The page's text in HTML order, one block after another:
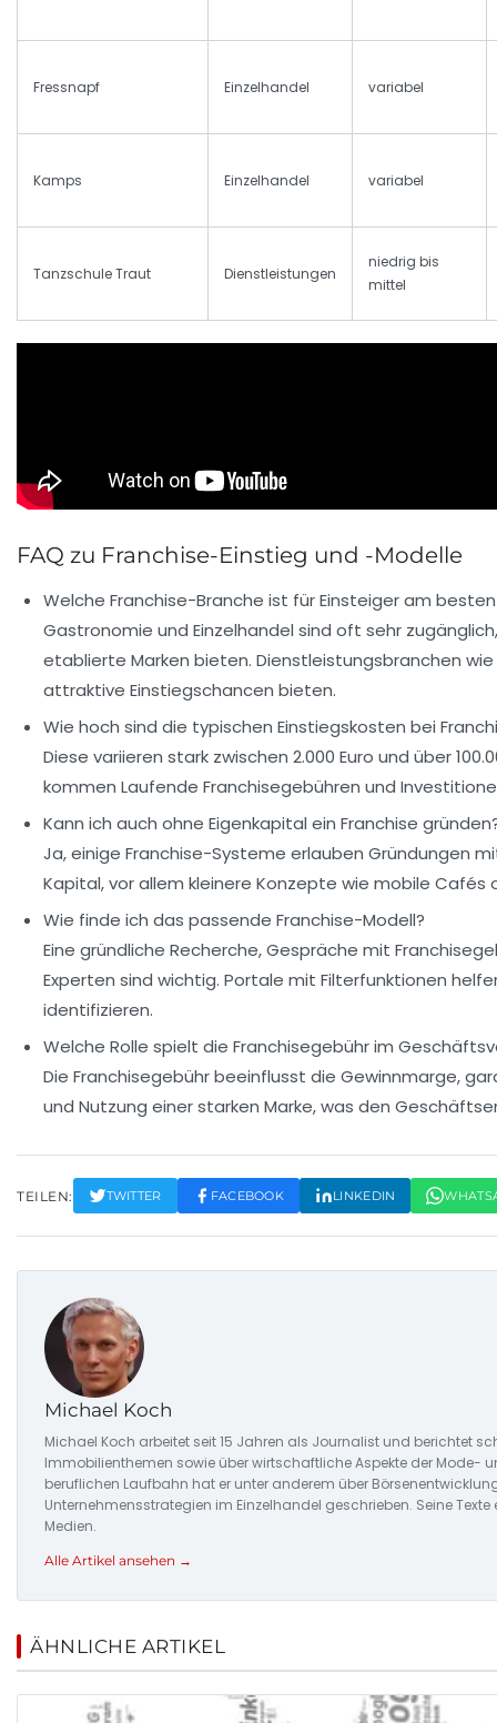
Fressnapf Einzelhandel variabel
Kamps Einzelhandel variabel
Tanzschule Traut Dienstleistungen
niedrig bis
mittel
FAQ zu Franchise-Einstieg und -Modelle
Welche Franchise-Branche ist für Einsteiger am
Gastronomie und Einzelhandel sind oft sehr
etablierte Marken bieten. Dienstleistungsbranchen
attraktive Einstiegschancen bieten.
Wie hoch sind die typischen Einstiegskosten bei
Diese variieren stark zwischen 2.000 Euro und über
kommen Laufende Franchisegebühren und
Kann ich auch ohne Eigenkapital ein Franchise
Ja, einige Franchise-Systeme erlauben Gründungen
Kapital, vor allem kleinere Konzepte wie mobile Cafés
Wie finde ich das passende Franchise-Modell?
Eine gründliche Recherche, Gespräche mit
Experten sind wichtig. Portale mit Filterfunktionen
identifizieren.
Welche Rolle spielt die Franchisegebühr im
Die Franchisegebühr beeinflusst die Gewinnmarge,
und Nutzung einer starken Marke, was den
TEILEN: TWITTER FACEBOOK LINKEDIN
Michael Koch
Michael Koch arbeitet seit 15 Jahren als Journalist und berichtet
Immobilienthemen sowie über wirtschaftliche Aspekte der Mode-
beruflichen Laufbahn hat er unter anderem über
Unternehmensstrategien im Einzelhandel geschrieben. Seine
Medien.
Alle Artikel ansehen →
ÄHNLICHE ARTIKEL